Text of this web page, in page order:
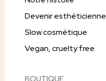
Devenir esthéticienne
Slow cosmétique
Vegan, cruelty free
BOUTIQUE